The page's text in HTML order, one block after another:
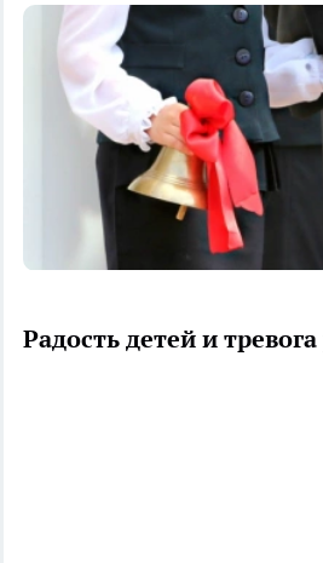
Радость детей и